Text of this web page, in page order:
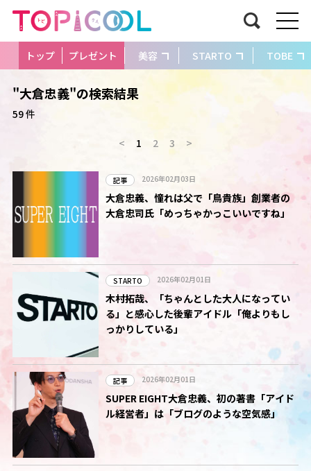
トップ プレゼント 美容 STARTO TOBE
"大倉忠義"の検索結果
59 件
< 1 2 3 >
記事 2026年02月03日
大倉忠義、憧れは父で「鳥貴族」創業者の
大倉忠司氏「めっちゃかっこいいですね」
STARTO 2026年02月01日
木村拓哉、「ちゃんとした大人になってい
る」と感心した後輩アイドル「俺よりもし
っかりしている」
記事 2026年02月01日
SUPER EIGHT大倉忠義、初の著書「アイド
ル経営者」は「ブログのような空気感」